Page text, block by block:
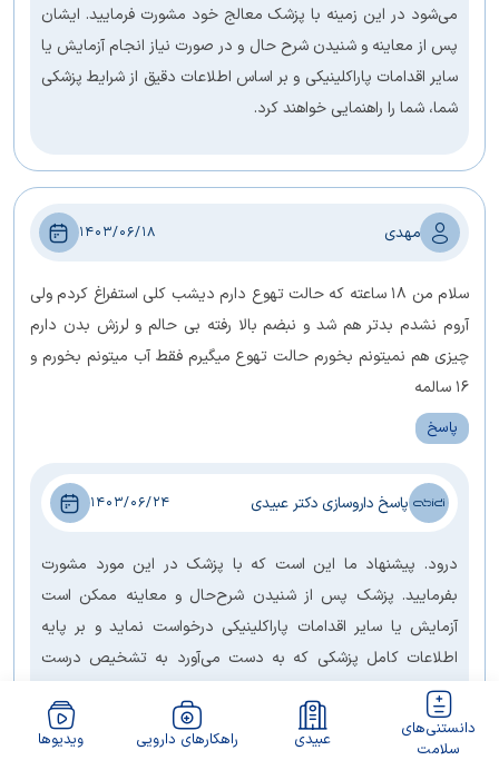
می‌شود در این زمینه با پزشک معالج خود مشورت فرمایید. ایشان
پس از معاینه و شنیدن شرح حال و در صورت نیاز انجام آزمایش یا
سایر اقدامات پاراکلینیکی و بر اساس اطلاعات دقیق از شرایط پزشکی
شما، شما را راهنمایی خواهند کرد.
مهدی 1403/06/18
سلام من ۱۸ ساعته که حالت تهوع دارم دیشب کلی استفراغ کردم ولی
آروم نشدم بدتر هم شد و نبضم بالا رفته بی حالم و لرزش بدن دارم
چیزی هم نمیتونم بخورم حالت تهوع میگیرم فقط آب میتونم بخورم و
۱۶ سالمه
پاسخ
پاسخ داروسازی دکتر عبیدی 1403/06/24
درود. پیشنهاد ما این است که با پزشک در این مورد مشورت
بفرمایید. پزشک پس از شنیدن شرح‌حال و معاینه ممکن است
آزمایش یا سایر اقدامات پاراکلینیکی درخواست نماید و بر پایه
اطلاعات کامل پزشکی که به دست می‌آورد به تشخیص درست
برسد و درمان مناسب را تجویز کند. تندرستی شما آرزوی ماست
دانستنی‌های
سلامت
عبیدی راهکارهای دارویی ویدیوها